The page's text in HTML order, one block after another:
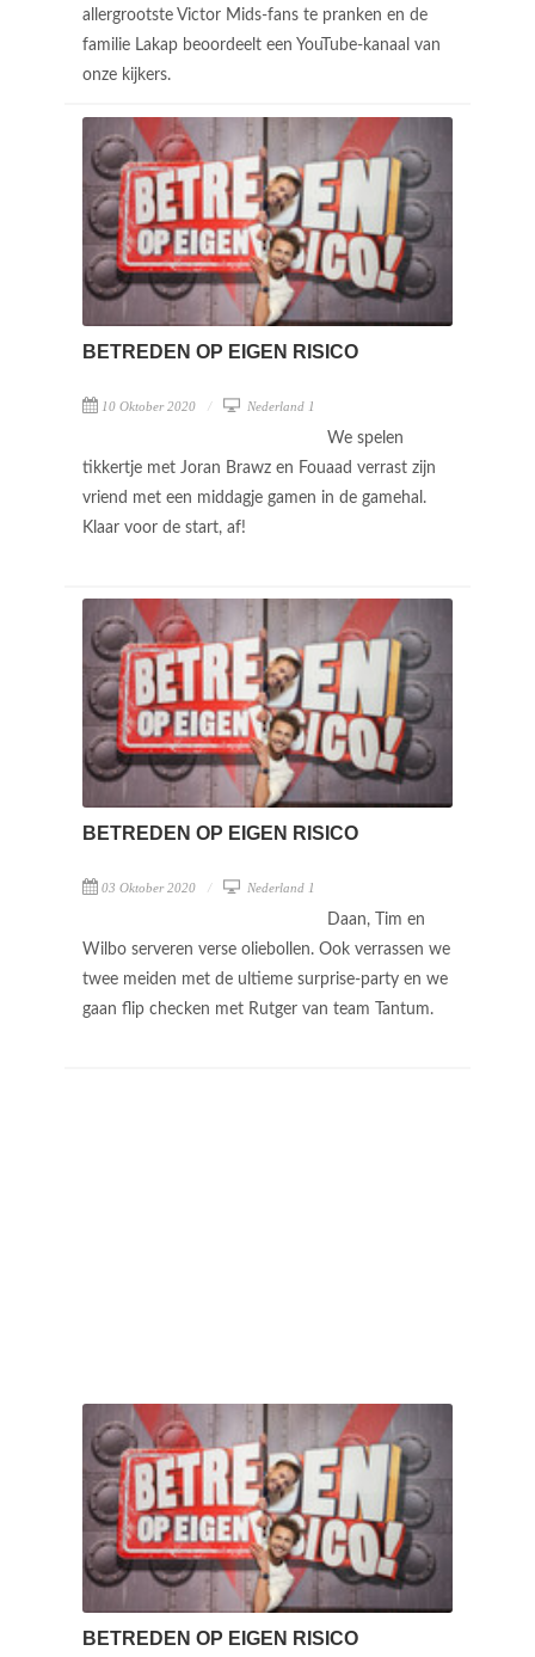
allergrootste Victor Mids-fans te pranken en de
familie Lakap beoordeelt een YouTube-kanaal van
onze kijkers.
BETREDEN OP EIGEN RISICO
10 Oktober 2020 Nederland 1
We spelen
tikkertje met Joran Brawz en Fouaad verrast zijn
vriend met een middagje gamen in de gamehal.
Klaar voor de start, af!
BETREDEN OP EIGEN RISICO
03 Oktober 2020 Nederland 1
Daan, Tim en
Wilbo serveren verse oliebollen. Ook verrassen we
twee meiden met de ultieme surprise-party en we
gaan flip checken met Rutger van team Tantum.
BETREDEN OP EIGEN RISICO